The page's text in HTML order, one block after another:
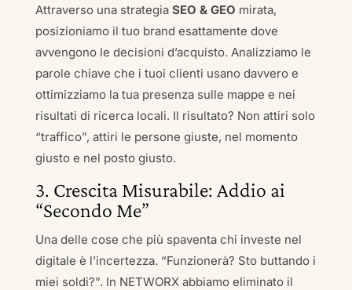
Attraverso una strategia SEO & GEO mirata,
posizioniamo il tuo brand esattamente dove
avvengono le decisioni d’acquisto. Analizziamo le
parole chiave che i tuoi clienti usano davvero e
ottimizziamo la tua presenza sulle mappe e nei
risultati di ricerca locali. Il risultato? Non attiri solo
“traffico”, attiri le persone giuste, nel momento
giusto e nel posto giusto.
3. Crescita Misurabile: Addio ai
“Secondo Me”
Una delle cose che più spaventa chi investe nel
digitale è l’incertezza. “Funzionerà? Sto buttando i
miei soldi?”. In NETWORX abbiamo eliminato il